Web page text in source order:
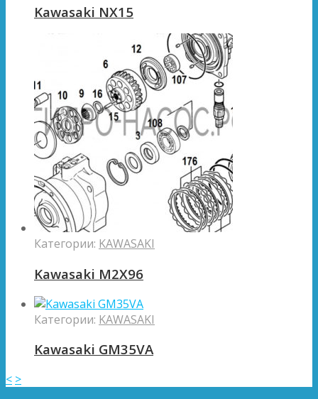
Kawasaki NX15
Категории: KAWASAKI
Kawasaki M2X96
Категории: KAWASAKI
Kawasaki GM35VA
< >